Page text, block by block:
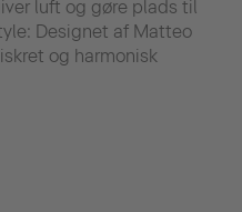
luft og gøre plads til
Designet af Matteo
og harmonisk